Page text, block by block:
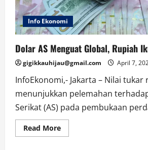
Info Ekonomi
Dolar AS Menguat Global, Rupiah
gigikkauhijau@gmail.com April 7,
InfoEkonomi,- Jakarta – Nilai
menunjukkan pelemahan
Serikat (AS) pada pembukaan
Read MoreRead
more